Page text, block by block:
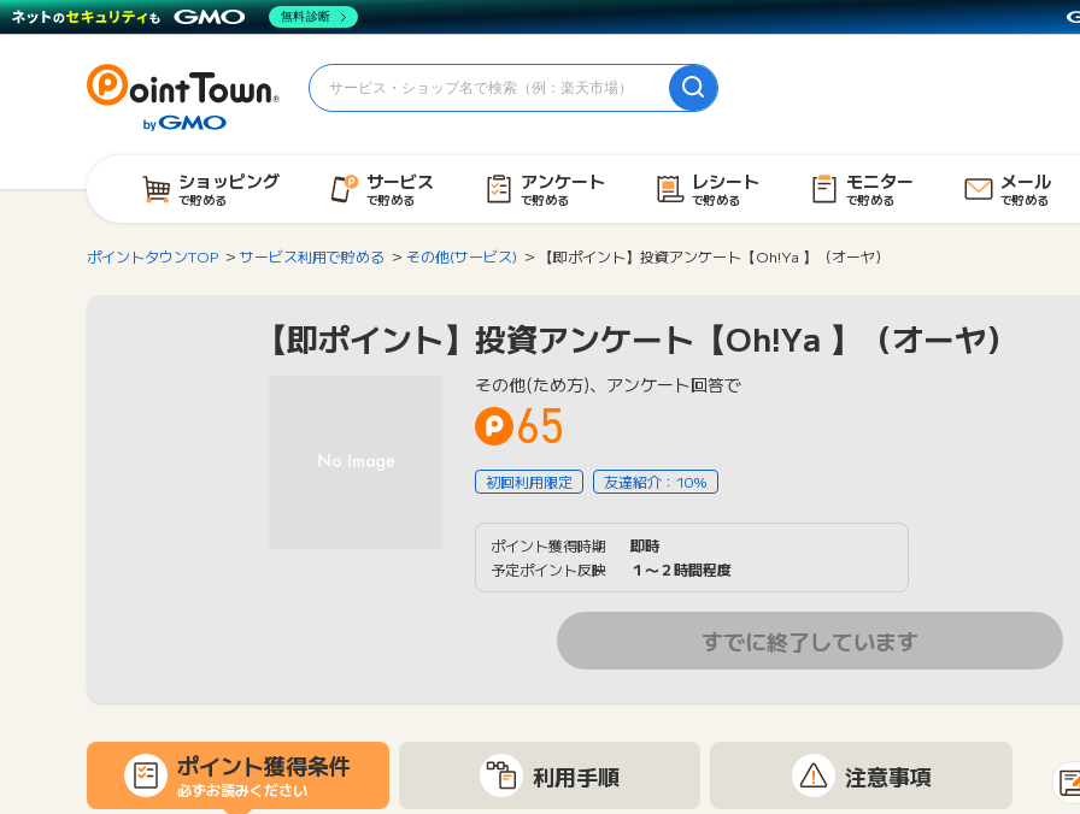
ショッピング
で貯める
サービス
で貯める
アンケート
で貯める
レシート
で貯める
モニター
で貯める
メール
で貯める
ポイントタウンTOP サービス利用で貯める その他(サービス) 【即ポイント】投資アンケート【Oh!Ya 】（オーヤ）
【即ポイント】投資アンケート【Oh!Ya 】（オーヤ）
その他(ため方)、アンケート回答で
65
初回利用限定 友達紹介：10%
ポイント獲得時期
即時
予定ポイント反映
１〜２時間程度
すでに終了しています
ポイント獲得条件
必ずお読みください 利用手順 注意事項
無料診断